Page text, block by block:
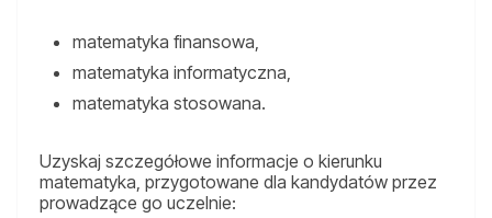
matematyka finansowa,
matematyka informatyczna,
matematyka stosowana.
Uzyskaj szczegółowe informacje o kierunku
matematyka, przygotowane dla kandydatów przez
prowadzące go uczelnie: